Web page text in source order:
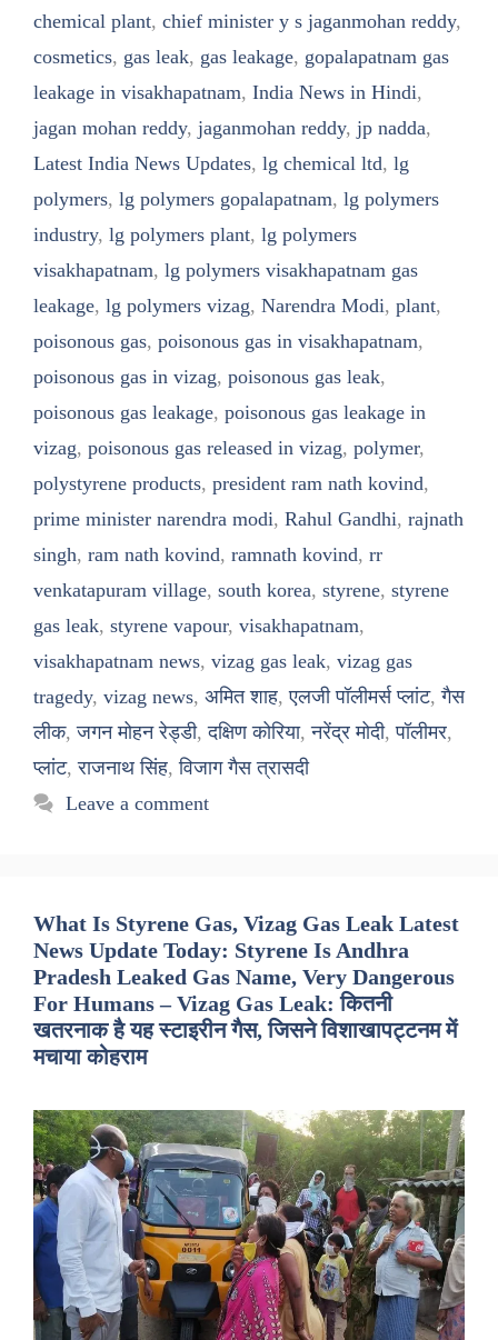
chemical plant, chief minister y s jaganmohan reddy,
cosmetics, gas leak, gas leakage, gopalapatnam gas
leakage in visakhapatnam, India News in Hindi,
jagan mohan reddy, jaganmohan reddy, jp nadda,
Latest India News Updates, lg chemical ltd, lg
polymers, lg polymers gopalapatnam, lg polymers
industry, lg polymers plant, lg polymers
visakhapatnam, lg polymers visakhapatnam gas
leakage, lg polymers vizag, Narendra Modi, plant,
poisonous gas, poisonous gas in visakhapatnam,
poisonous gas in vizag, poisonous gas leak,
poisonous gas leakage, poisonous gas leakage in
vizag, poisonous gas released in vizag, polymer,
polystyrene products, president ram nath kovind,
prime minister narendra modi, Rahul Gandhi, rajnath
singh, ram nath kovind, ramnath kovind, rr
venkatapuram village, south korea, styrene, styrene
gas leak, styrene vapour, visakhapatnam,
visakhapatnam news, vizag gas leak, vizag gas
tragedy, vizag news, अमित शाह,एलजी पॉलीमर्स प्लांट,गैस
लीक,जगन मोहन रेड्डी,दक्षिण कोरिया,नरेंद्र मोदी,पॉलीमर,
प्लांट,राजनाथ सिंह,विजाग गैस त्रासदी
Leave a comment
What Is Styrene Gas, Vizag Gas Leak Latest
News Update Today: Styrene Is Andhra
Pradesh Leaked Gas Name, Very Dangerous
For Humans – Vizag Gas Leak: कितनी
खतरनाक है यह स्टाइरीन गैस, जिसने विशाखापट्टनम में
मचाया कोहराम